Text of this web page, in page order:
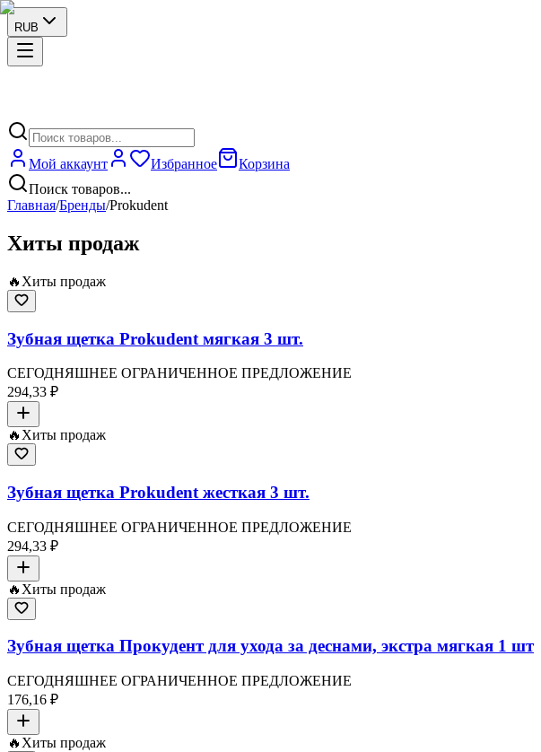
RUB
Мой аккаунт Избранное
Корзина
Поиск товаров...
Главная/Бренды/Prokudent
Хиты продаж
🔥 Хиты продаж
Зубная щетка Prokudent мягкая 3 шт.
СЕГОДНЯШНЕЕ ОГРАНИЧЕННОЕ ПРЕДЛОЖЕНИЕ
294,33 ₽
🔥 Хиты продаж
Зубная щетка Prokudent жесткая 3 шт.
СЕГОДНЯШНЕЕ ОГРАНИЧЕННОЕ ПРЕДЛОЖЕНИЕ
294,33 ₽
🔥 Хиты продаж
Зубная щетка Прокудент для ухода за деснами, экстра мягкая 1 шт
СЕГОДНЯШНЕЕ ОГРАНИЧЕННОЕ ПРЕДЛОЖЕНИЕ
176,16 ₽
🔥 Хиты продаж